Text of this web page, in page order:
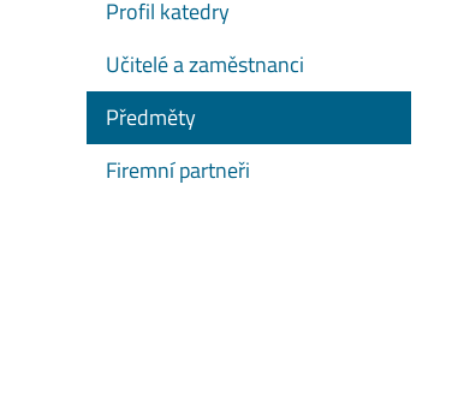
Profil katedry
Učitelé a zaměstnanci
Předměty
Firemní partneři